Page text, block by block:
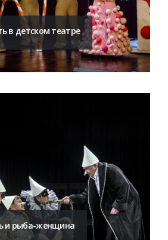
в детском театре
и рыба-женщина